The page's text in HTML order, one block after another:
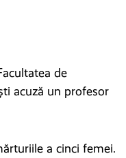
de
acuză un profesor
a cinci femei.